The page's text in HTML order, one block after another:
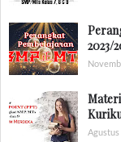
2023/
Agustus